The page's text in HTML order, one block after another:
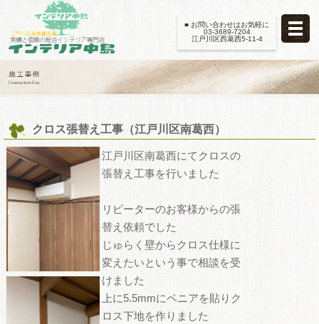
■ お問い合わせはお気軽に
03-3689-7204
江戸川区西葛西5-11-4
クロス張替え工事（江戸川区南葛西）
江戸川区南葛西にてクロスの
張替え工事を行いました
リピーターのお客様からの張
替え依頼でした
じゅらく壁からクロス仕様に
変えたいという事で相談を受
けました
上に5.5mmにベニアを貼りク
ロス下地を作りました